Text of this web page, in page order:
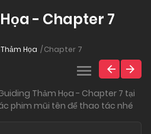
- Chapter 7
Họa Chapter 7
Thảm Họa - Chapter 7 tại
phim mũi tên để thao tác nhé